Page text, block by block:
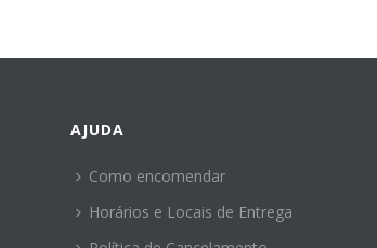
AJUDA
Como encomendar
Horários e Locais de Entrega